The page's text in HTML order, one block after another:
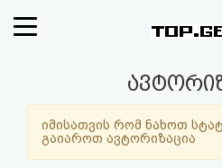
ფოსტა
იმისათვის რომ ნახოთ
გაიაროთ ავტორიზაცია